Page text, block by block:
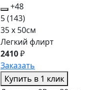
+48
5(143)
35 x 50см
Легкий флирт
2410₽
Заказать
Купить в 1 клик